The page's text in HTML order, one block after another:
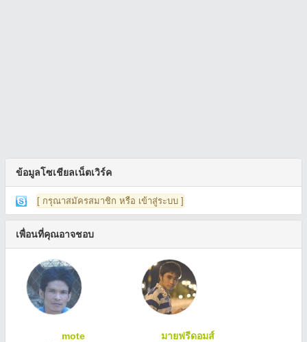
ข้อมูลโซเชียลเน็ตเวิร์ค
[ กรุณาสมัครสมาชิก หรือ เข้าสู่ระบบ ]
เพื่อนที่คุณอาจชอบ
mote มายฟรีดอมส์